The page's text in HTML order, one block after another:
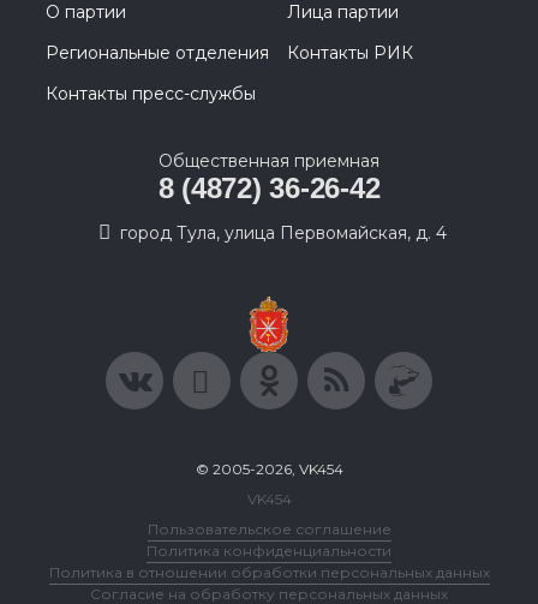
О партии
Лица партии
Региональные отделения
Контакты РИК
Контакты пресс-службы
Общественная приемная
8 (4872) 36-26-42
город Тула, улица Первомайская, д. 4
© 2005-2026, VK454
VK454
Пользовательское соглашение
Политика конфиденциальности
Политика в отношении обработки персональных данных
Согласие на обработку персональных данных